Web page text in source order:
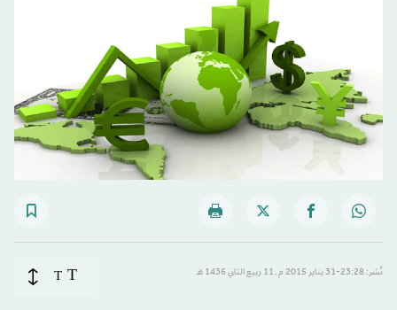
نُشر: 23:28-31 يناير 2015 م ـ 11 ربيع الثاني 1436 هـ T
T